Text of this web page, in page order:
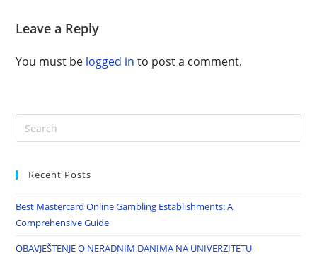
Leave a Reply
You must be logged in to post a comment.
Recent Posts
Best Mastercard Online Gambling Establishments: A
Comprehensive Guide
OBAVJEŠTENJE O NERADNIM DANIMA NA UNIVERZITETU